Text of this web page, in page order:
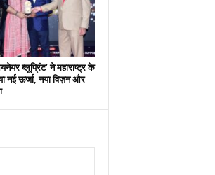
ब्लूप्रिंट’ ने महाराष्ट्र के
नई ऊर्जा, नया विज़न और